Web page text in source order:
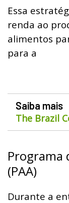
Essa
renda ao
alimentos
para a
Saiba mais
The Brazil
Programa
(PAA)
Durante a